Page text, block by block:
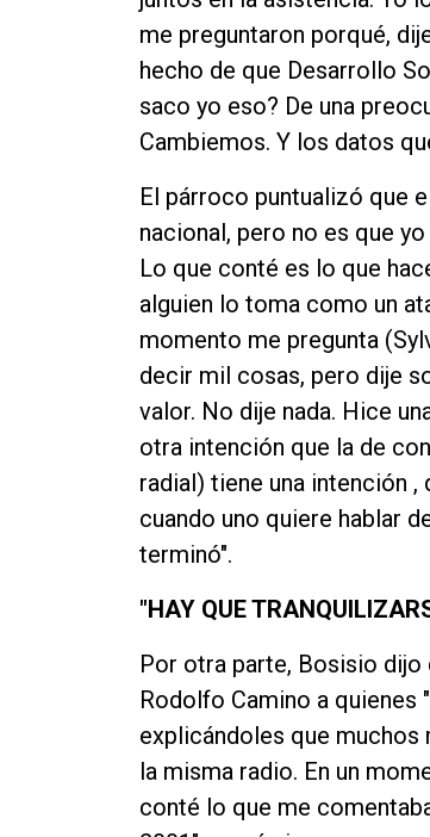
me preguntaron porqué,
hecho de que Desarrollo
saco yo eso? De una
Cambiemos. Y los datos
El párroco puntualizó que
nacional, pero no es que
Lo que conté es lo que
alguien lo toma como un
momento me pregunta
decir mil cosas, pero dije
valor. No dije nada. Hice
otra intención que la de
radial) tiene una intención
cuando uno quiere hablar
terminó".
"HAY QUE
Por otra parte, Bosisio dijo
Rodolfo Camino a quienes
explicándoles que
la misma radio. En un
conté lo que me